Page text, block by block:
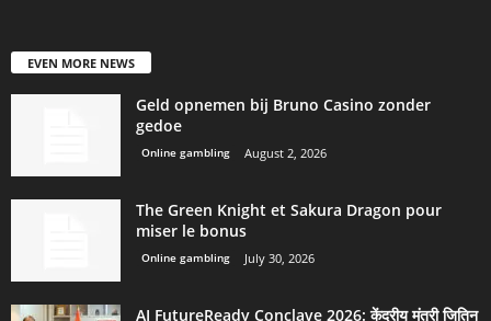
EVEN MORE NEWS
Geld opnemen bij Bruno Casino zonder
gedoe
Online gambling August 2, 2026
The Green Knight et Sakura Dragon pour
miser le bonus
Online gambling July 30, 2026
AI FutureReady Conclave 2026: केंद्रीय मंत्री जितिन